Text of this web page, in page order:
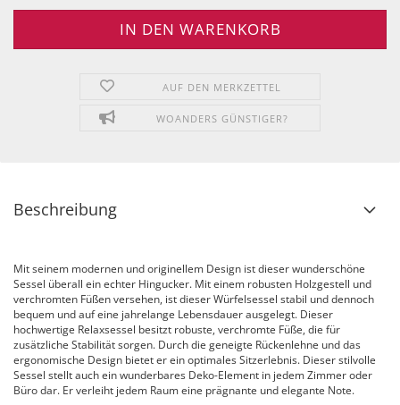
AUF DEN MERKZETTEL
WOANDERS GÜNSTIGER?
Beschreibung
Mit seinem modernen und originellem Design ist dieser wunderschöne
Sessel überall ein echter Hingucker. Mit einem robusten Holzgestell und
verchromten Füßen versehen, ist dieser Würfelsessel stabil und dennoch
bequem und auf eine jahrelange Lebensdauer ausgelegt. Dieser
hochwertige Relaxsessel besitzt robuste, verchromte Füße, die für
zusätzliche Stabilität sorgen. Durch die geneigte Rückenlehne und das
ergonomische Design bietet er ein optimales Sitzerlebnis. Dieser stilvolle
Sessel stellt auch ein wunderbares Deko-Element in jedem Zimmer oder
Büro dar. Er verleiht jedem Raum eine prägnante und elegante Note.